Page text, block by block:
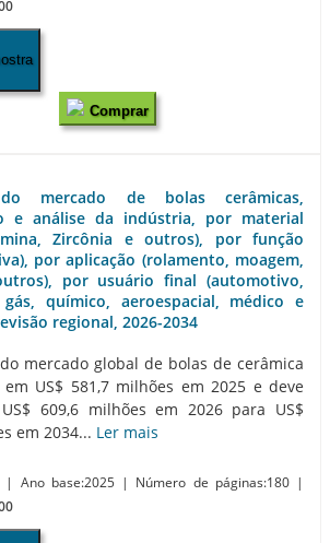
Comprar
mercado de bolas cerâmicas,
e análise da indústria, por material
Zircônia e outros), por função
por aplicação (rolamento, moagem,
por usuário final (automotivo,
químico, aeroespacial, médico e
regional, 2026-2034
mercado global de bolas de cerâmica
US$ 581,7 milhões em 2025 e deve
609,6 milhões em 2026 para US$
em 2034... Ler mais
| Ano base:2025 | Número de páginas:180 |